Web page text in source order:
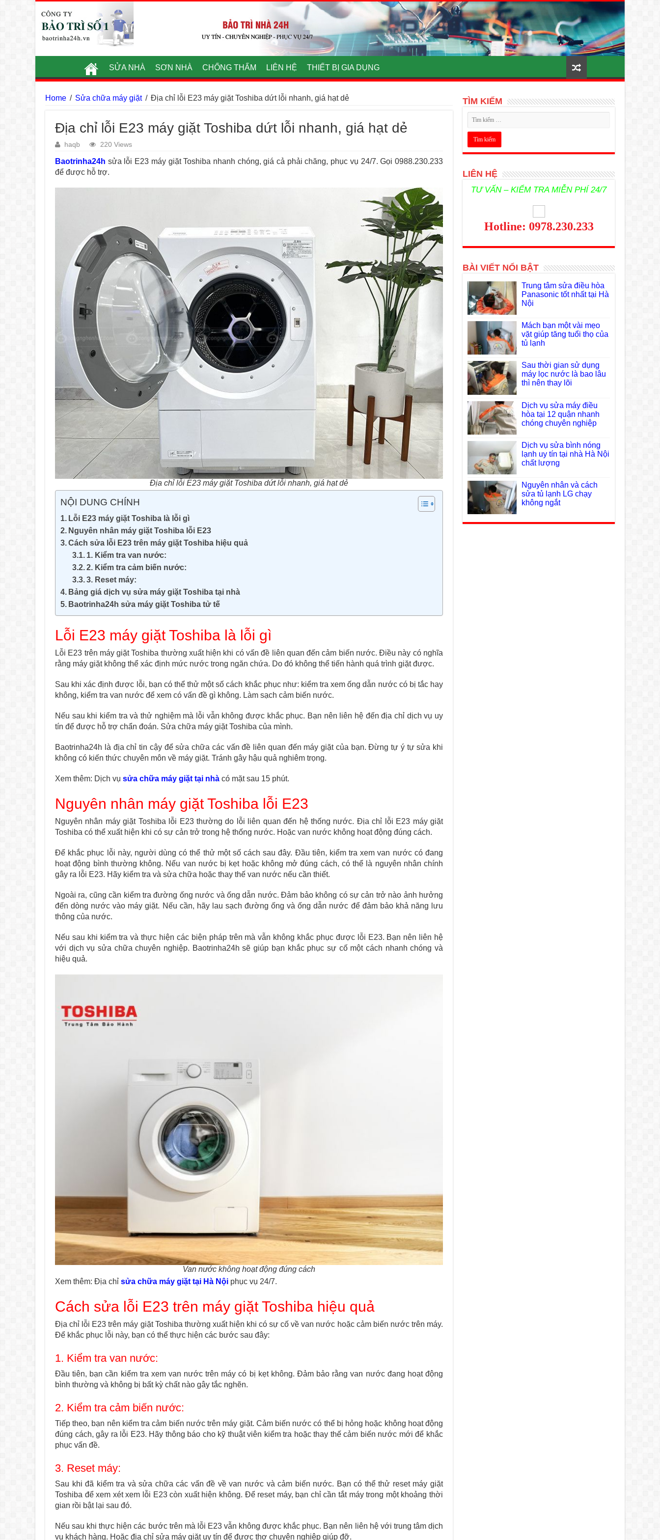
SỬA NHÀ SƠN NHÀ CHỐNG THẤM LIÊN HỆ THIẾT BỊ GIA DỤNG
Home / Sửa chữa máy giặt / Địa chỉ lỗi E23 máy giặt Toshiba dứt lỗi nhanh, giá hạt dẻ
Địa chỉ lỗi E23 máy giặt Toshiba dứt lỗi nhanh, giá hạt dẻ
haqb 220 Views
Baotrinha24h sửa lỗi E23 máy giặt Toshiba nhanh chóng, giá cả phải chăng, phục vụ 24/7. Gọi 0988.230.233
để được hỗ trợ.
Địa chỉ lỗi E23 máy giặt Toshiba dứt lỗi nhanh, giá hạt dẻ
NỘI DUNG CHÍNH
Lỗi E23 máy giặt Toshiba là lỗi gì
Nguyên nhân máy giặt Toshiba lỗi E23
Cách sửa lỗi E23 trên máy giặt Toshiba hiệu quả
1. Kiểm tra van nước:
2. Kiểm tra cảm biến nước:
3. Reset máy:
Bảng giá dịch vụ sửa máy giặt Toshiba tại nhà
Baotrinha24h sửa máy giặt Toshiba tử tế
Lỗi E23 máy giặt Toshiba là lỗi gì
Lỗi E23 trên máy giặt Toshiba thường xuất hiện khi có vấn đề liên quan đến cảm biến nước. Điều này có nghĩa
rằng máy giặt không thể xác định mức nước trong ngăn chứa. Do đó không thể tiến hành quá trình giặt được.
Sau khi xác định được lỗi, bạn có thể thử một số cách khắc phục như: kiểm tra xem ống dẫn nước có bị tắc hay
không, kiểm tra van nước để xem có vấn đề gì không. Làm sạch cảm biến nước.
Nếu sau khi kiểm tra và thử nghiệm mà lỗi vẫn không được khắc phục. Bạn nên liên hệ đến địa chỉ dịch vụ uy
tín để được hỗ trợ chẩn đoán. Sửa chữa máy giặt Toshiba của mình.
Baotrinha24h là địa chỉ tin cậy để sửa chữa các vấn đề liên quan đến máy giặt của bạn. Đừng tự ý tự sửa khi
không có kiến thức chuyên môn về máy giặt. Tránh gây hậu quả nghiêm trọng.
Xem thêm: Dịch vụ sửa chữa máy giặt tại nhà có mặt sau 15 phút.
Nguyên nhân máy giặt Toshiba lỗi E23
Nguyên nhân máy giặt Toshiba lỗi E23 thường do lỗi liên quan đến hệ thống nước. Địa chỉ lỗi E23 máy giặt
Toshiba có thể xuất hiện khi có sự cản trở trong hệ thống nước. Hoặc van nước không hoạt động đúng cách.
Để khắc phục lỗi này, người dùng có thể thử một số cách sau đây. Đầu tiên, kiểm tra xem van nước có đang
hoạt động bình thường không. Nếu van nước bị kẹt hoặc không mở đúng cách, có thể là nguyên nhân chính
gây ra lỗi E23. Hãy kiểm tra và sửa chữa hoặc thay thế van nước nếu cần thiết.
Ngoài ra, cũng cần kiểm tra đường ống nước và ống dẫn nước. Đảm bảo không có sự cản trở nào ảnh hưởng
đến dòng nước vào máy giặt. Nếu cần, hãy lau sạch đường ống và ống dẫn nước để đảm bảo khả năng lưu
thông của nước.
Nếu sau khi kiểm tra và thực hiện các biện pháp trên mà vẫn không khắc phục được lỗi E23. Bạn nên liên hệ
với dịch vụ sửa chữa chuyên nghiệp. Baotrinha24h sẽ giúp bạn khắc phục sự cố một cách nhanh chóng và
hiệu quả.
Van nước không hoạt động đúng cách
Xem thêm: Địa chỉ sửa chữa máy giặt tại Hà Nội phục vụ 24/7.
Cách sửa lỗi E23 trên máy giặt Toshiba hiệu quả
Địa chỉ lỗi E23 trên máy giặt Toshiba thường xuất hiện khi có sự cố về van nước hoặc cảm biến nước trên máy.
Để khắc phục lỗi này, bạn có thể thực hiện các bước sau đây:
1. Kiểm tra van nước:
Đầu tiên, bạn cần kiểm tra xem van nước trên máy có bị kẹt không. Đảm bảo rằng van nước đang hoạt động
bình thường và không bị bất kỳ chất nào gây tắc nghẽn.
2. Kiểm tra cảm biến nước:
Tiếp theo, bạn nên kiểm tra cảm biến nước trên máy giặt. Cảm biến nước có thể bị hỏng hoặc không hoạt động
đúng cách, gây ra lỗi E23. Hãy thông báo cho kỹ thuật viên kiểm tra hoặc thay thế cảm biến nước mới để khắc
phục vấn đề.
3. Reset máy:
Sau khi đã kiểm tra và sửa chữa các vấn đề về van nước và cảm biến nước. Bạn có thể thử reset máy giặt
Toshiba để xem xét xem lỗi E23 còn xuất hiện không. Để reset máy, bạn chỉ cần tắt máy trong một khoảng thời
gian rồi bật lại sau đó.
Nếu sau khi thực hiện các bước trên mà lỗi E23 vẫn không được khắc phục. Bạn nên liên hệ với trung tâm dịch
vụ khách hàng. Hoặc địa chỉ sửa máy giặt uy tín để được thợ chuyên nghiệp giúp đỡ.
TÌM KIẾM
LIÊN HỆ
TƯ VẤN – KIỂM TRA MIỄN PHÍ 24/7
Hotline: 0978.230.233
BÀI VIẾT NỔI BẬT
Trung tâm sửa điều hòa
Panasonic tốt nhất tại Hà
Nội
Mách bạn một vài mẹo
vặt giúp tăng tuổi thọ của
tủ lạnh
Sau thời gian sử dụng
máy lọc nước là bao lâu
thì nên thay lõi
Dịch vụ sửa máy điều
hòa tại 12 quận nhanh
chóng chuyên nghiệp
Dịch vụ sửa bình nóng
lạnh uy tín tại nhà Hà Nội
chất lượng
Nguyên nhân và cách
sửa tủ lạnh LG chạy
không ngắt